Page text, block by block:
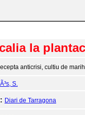
la
anticrisi, cultiu de
S.
Diari de Tarragona